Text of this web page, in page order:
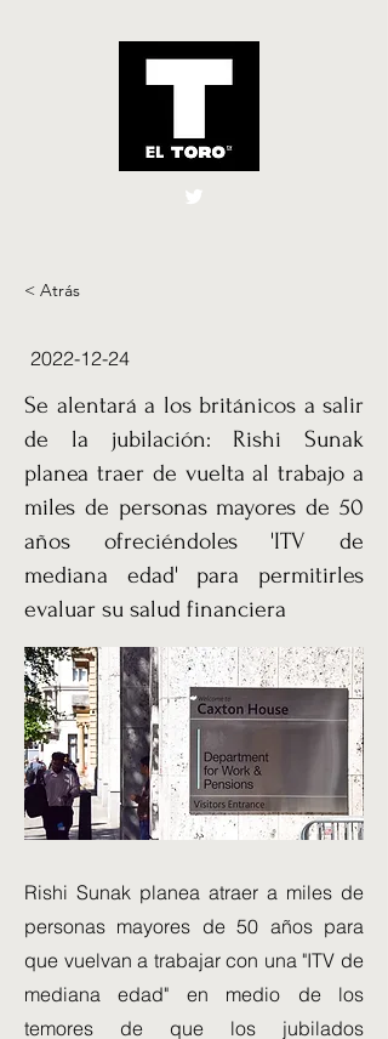
El Toro España
< Atrás
2022-12-24
Se alentará a los británicos a salir
de la jubilación: Rishi Sunak
planea traer de vuelta al trabajo a
miles de personas mayores de 50
años ofreciéndoles 'ITV de
mediana edad' para permitirles
evaluar su salud financiera
Rishi Sunak planea atraer a miles de
personas mayores de 50 años para
que vuelvan a trabajar con una "ITV de
mediana edad" en medio de los
temores de que los jubilados